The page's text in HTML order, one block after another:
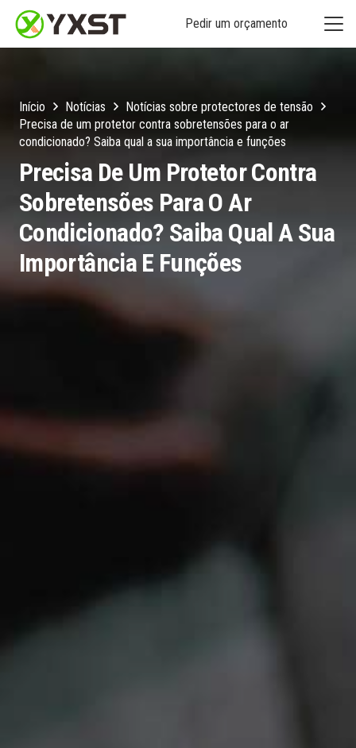
Pedir um orçamento
Início Notícias
Notícias sobre protectores de tensão
Precisa de um protetor contra sobretensões para o ar
condicionado? Saiba qual a sua importância e funções
Precisa De Um Protetor Contra
Sobretensões Para O Ar
Condicionado? Saiba Qual A Sua
Importância E Funções